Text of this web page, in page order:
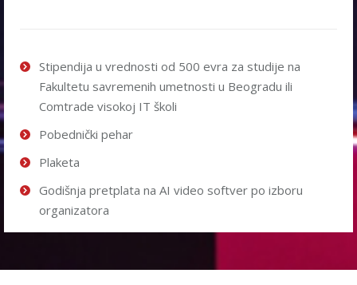
Stipendija u vrednosti od 500 evra za studije na
Fakultetu savremenih umetnosti u Beogradu ili
Comtrade visokoj IT školi
Pobednički pehar
Plaketa
Godišnja pretplata na AI video softver po izboru
organizatora